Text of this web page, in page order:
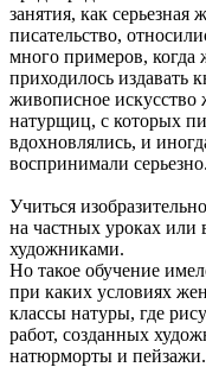
занятия, как
писательство,
много примеров,
приходилось
живописное искусство
натурщиц, с которых
вдохновлялись, и
воспринимали серьезно.
Учиться
на частных уроках или
художниками.
Но такое обучение
при каких условиях
классы натуры, где
работ, созданных
натюрморты и пейзажи.